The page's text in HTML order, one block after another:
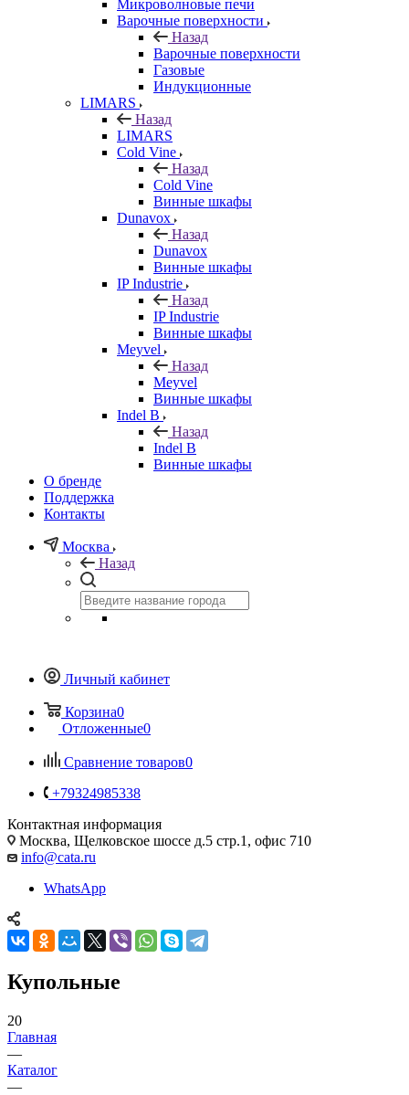
Микроволновые печи
Варочные поверхности
Назад
Варочные поверхности
Газовые
Индукционные
LIMARS
Назад
LIMARS
Cold Vine
Назад
Cold Vine
Винные шкафы
Dunavox
Назад
Dunavox
Винные шкафы
IP Industrie
Назад
IP Industrie
Винные шкафы
Meyvel
Назад
Meyvel
Винные шкафы
Indel B
Назад
Indel B
Винные шкафы
О бренде
Поддержка
Контакты
Москва
Назад
Личный кабинет
Корзина0
Отложенные0
Сравнение товаров0
+79324985338
Контактная информация
Москва, Щелковское шоссе д.5 стр.1, офис 710
info@cata.ru
WhatsApp
Купольные
20
Главная
—
Каталог
—